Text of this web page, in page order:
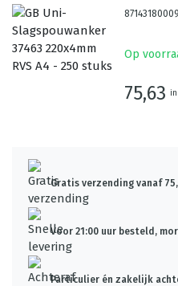
Op
75,63
Gratis verzending vanaf
Voor 21:00 uur besteld,
Particulier én zakelijk